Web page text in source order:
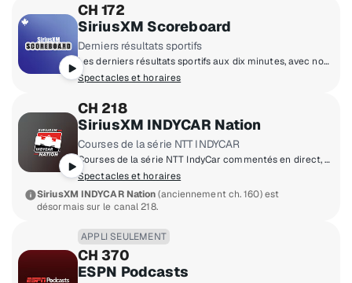
CH 172
SiriusXM Scoreboard
Derniers résultats sportifs
Les derniers résultats sportifs aux dix minutes, avec nouvelles, commentaires et informations sur tous vos événements sportifs.
Spectacles et horaires
CH 218
SiriusXM INDYCAR Nation
Courses de la série NTT INDYCAR
Courses de la série NTT IndyCar commentés en direct, avec discussions et émissions spéciales chaque semaine.
Spectacles et horaires
SiriusXM INDYCAR Nation(anciennement ch. 160) est
désormais sur le canal 218.
APPLI SEULEMENT
CH 370
ESPN Podcasts